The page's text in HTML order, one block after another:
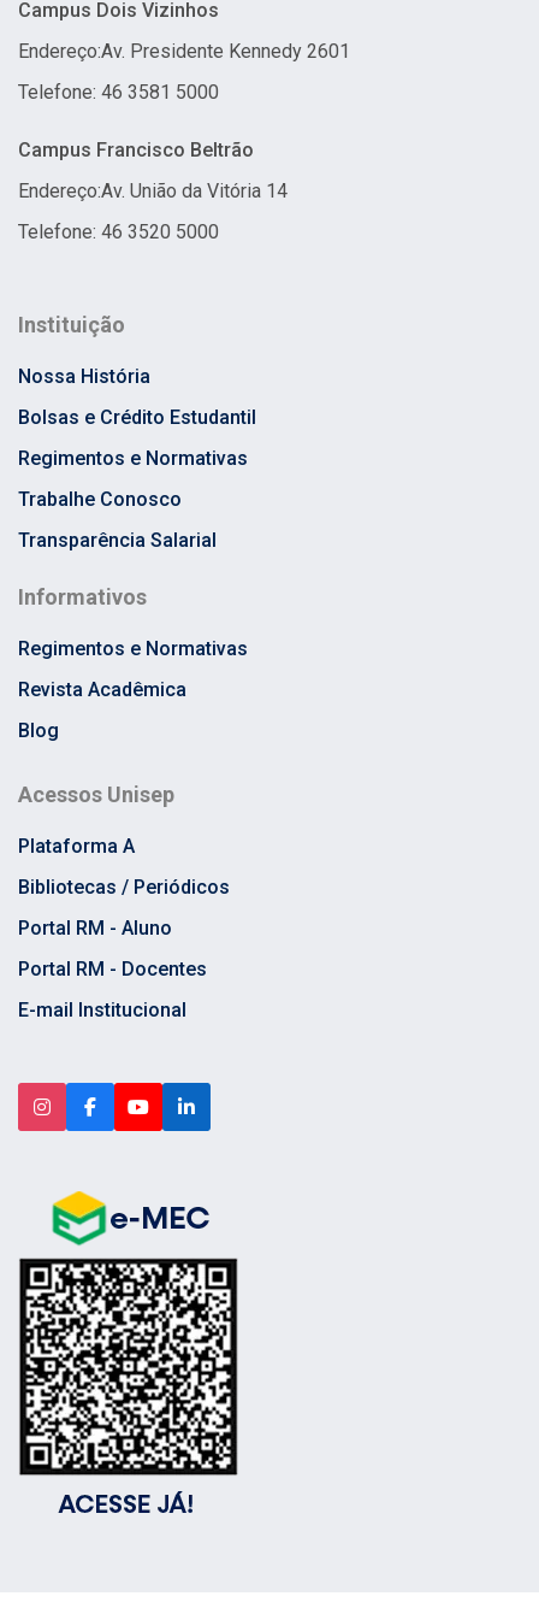
Campus Dois Vizinhos
Endereço:Av. Presidente Kennedy 2601
Telefone: 46 3581 5000
Campus Francisco Beltrão
Endereço:Av. União da Vitória 14
Telefone: 46 3520 5000
Instituição
Nossa História
Bolsas e Crédito Estudantil
Regimentos e Normativas
Trabalhe Conosco
Transparência Salarial
Informativos
Regimentos e Normativas
Revista Acadêmica
Blog
Acessos Unisep
Plataforma A
Bibliotecas / Periódicos
Portal RM - Aluno
Portal RM - Docentes
E-mail Institucional